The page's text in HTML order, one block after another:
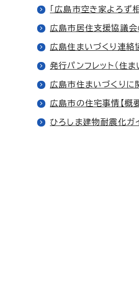
「広島市空き家よろず
広島市居住支援協議会
広島住まいづくり連絡
発行パンフレット（住ま
広島市住まいづくりに
広島市の住宅事情【概
ひろしま建物耐震化ガ